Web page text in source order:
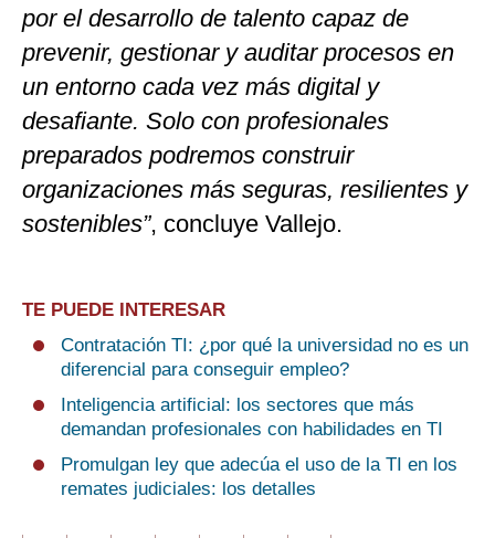
por el desarrollo de talento capaz de
prevenir, gestionar y auditar procesos en
un entorno cada vez más digital y
desafiante. Solo con profesionales
preparados podremos construir
organizaciones más seguras, resilientes y
sostenibles”, concluye Vallejo.
TE PUEDE INTERESAR
Contratación TI: ¿por qué la universidad no es un
diferencial para conseguir empleo?
Inteligencia artificial: los sectores que más
demandan profesionales con habilidades en TI
Promulgan ley que adecúa el uso de la TI en los
remates judiciales: los detalles